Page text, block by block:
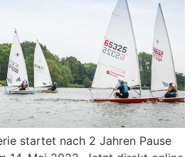
startet nach 2 Jahren Pause